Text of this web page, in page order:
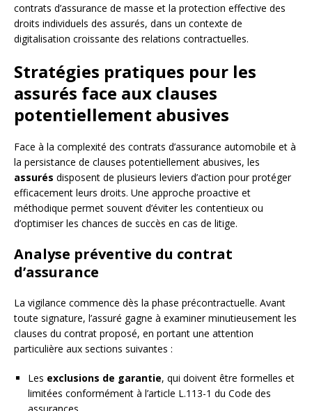
contrats d’assurance de masse et la protection effective des
droits individuels des assurés, dans un contexte de
digitalisation croissante des relations contractuelles.
Stratégies pratiques pour les
assurés face aux clauses
potentiellement abusives
Face à la complexité des contrats d’assurance automobile et à
la persistance de clauses potentiellement abusives, les
assurés disposent de plusieurs leviers d’action pour protéger
efficacement leurs droits. Une approche proactive et
méthodique permet souvent d’éviter les contentieux ou
d’optimiser les chances de succès en cas de litige.
Analyse préventive du contrat
d’assurance
La vigilance commence dès la phase précontractuelle. Avant
toute signature, l’assuré gagne à examiner minutieusement les
clauses du contrat proposé, en portant une attention
particulière aux sections suivantes :
Les exclusions de garantie, qui doivent être formelles et
limitées conformément à l’article L.113-1 du Code des
assurances